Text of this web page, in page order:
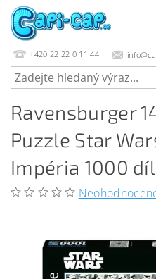
+420 22 22 0 11 44
Ravensburger
Puzzle Star
Impéria 1000